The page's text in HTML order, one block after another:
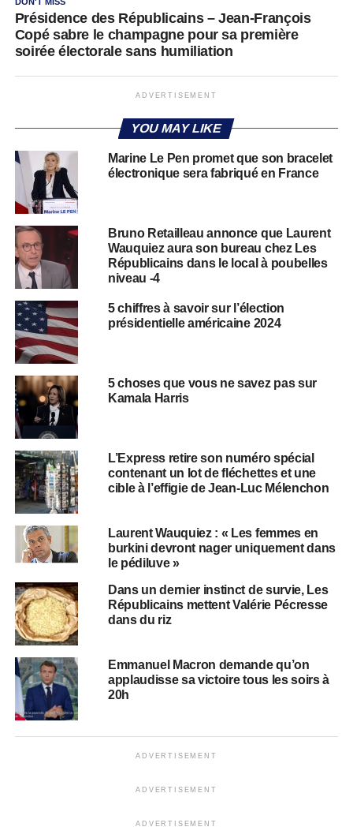
Présidence des Républicains – Jean-François
Copé sabre le champagne pour sa première
soirée électorale sans humiliation
ADVERTISEMENT
YOU MAY LIKE
Marine Le Pen promet que son bracelet
électronique sera fabriqué en France
Bruno Retailleau annonce que Laurent
Wauquiez aura son bureau chez Les
Républicains dans le local à poubelles
niveau -4
5 chiffres à savoir sur l’élection
présidentielle américaine 2024
5 choses que vous ne savez pas sur
Kamala Harris
L’Express retire son numéro spécial
contenant un lot de fléchettes et une
cible à l’effigie de Jean-Luc Mélenchon
Laurent Wauquiez : « Les femmes en
burkini devront nager uniquement dans
le pédiluve »
Dans un dernier instinct de survie, Les
Républicains mettent Valérie Pécresse
dans du riz
Emmanuel Macron demande qu’on
applaudisse sa victoire tous les soirs à
20h
ADVERTISEMENT
ADVERTISEMENT
ADVERTISEMENT